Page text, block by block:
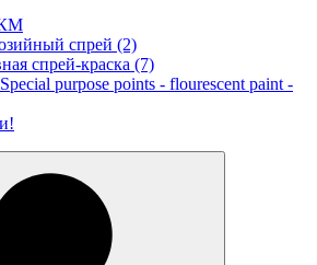
спрей (2)
спрей-краска (7)
purpose points - flourescent paint -